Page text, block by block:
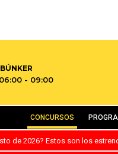
- 09:00
CONCURSOS
de 2026? Estos son los